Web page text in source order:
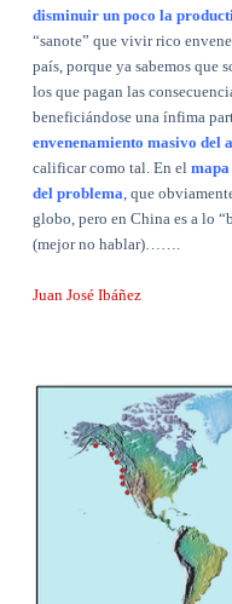
disminuir un poco la
“sanote” que vivir rico
país, porque ya sabemos que
los que pagan las
beneficiándose una ínfima
envenenamiento masivo del
calificar como tal. En el mapa
del problema , que
globo, pero en China es a lo
(mejor no hablar)…….
Juan José Ibáñez